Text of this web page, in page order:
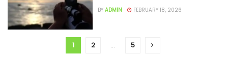
BY ADMIN FEBRUARY 18, 2026
1 2 … 5